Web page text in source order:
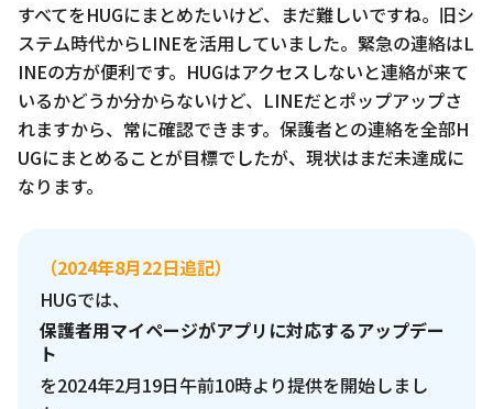
すべてをHUGにまとめたいけど、まだ難しいですね。旧シ
ステム時代からLINEを活用していました。緊急の連絡はL
INEの方が便利です。HUGはアクセスしないと連絡が来て
いるかどうか分からないけど、LINEだとポップアップさ
れますから、常に確認できます。保護者との連絡を全部H
UGにまとめることが目標でしたが、現状はまだ未達成に
なります。
（2024年8月22日追記）
HUGでは、
保護者用マイページがアプリに対応するアップデー
ト
を2024年2月19日午前10時より提供を開始しまし